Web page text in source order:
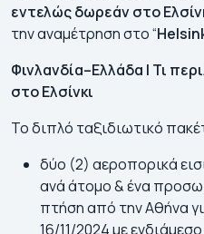
εντελώςδωρεάνστο
την αναμέτρηση στο “
Φινλανδία–Ελλάδα | Τι
στοΕλσίνκι
Το διπλό ταξιδιωτικό
δύο (2) αεροπορικά
ανά άτομο & ένα
πτήση από την Αθήνα
16/11/2024 με